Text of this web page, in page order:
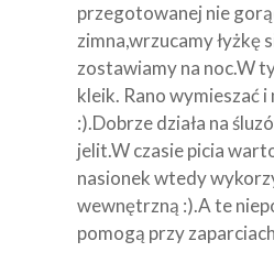
przegotowanej nie
zimna,wrzucamy łyżkę
zostawiamy na noc.W
kleik. Rano wymieszać
:).Dobrze działa na
jelit.W czasie picia
nasionek wtedy
wewnętrzną :).A te
pomogą przy